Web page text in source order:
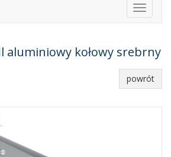
Toggle
aluminiowy kołowy srebrny
powrót